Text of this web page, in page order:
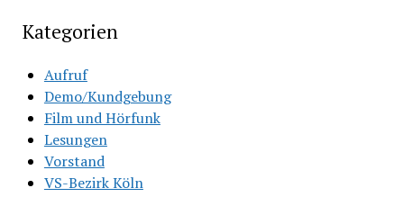
Kategorien
Aufruf
Demo/Kundgebung
Film und Hörfunk
Lesungen
Vorstand
VS-Bezirk Köln